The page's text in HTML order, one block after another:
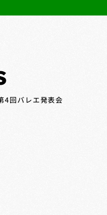
4回バレエ発表会